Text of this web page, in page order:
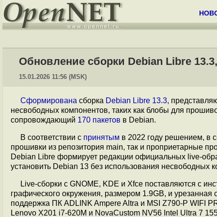
Обновление сборки Debian Libre
15.01.2026 11:56 (MSK)
Сформирована сборка Debian Libre 13.3,
несвободных компонентов, таких как блобы для
сопровождающий 170 пакетов в Debian.
В соответствии с принятым в 2022 году решением, в
прошивки из репозитория main, так и проприетарные
Debian Libre формирует редакции официальных live-
установить Debian 13 без использования несвободных
Live-сборки с GNOME, KDE и Xfce поставляются с
графического окружения, размером 1.9GB, и
поддержка ПК ADLINK Ampere Altra и MSI Z790-P WIFI
Lenovo X201 i7-620M и NovaCustom NV56 Intel Ultra 7